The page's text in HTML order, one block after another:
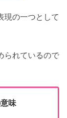
現の一つとして
られているので
味